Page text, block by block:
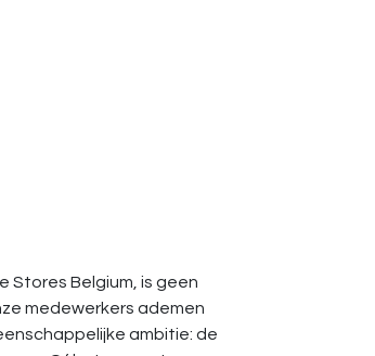
Stores Belgium, is geen
medewerkers ademen
ambitie: de